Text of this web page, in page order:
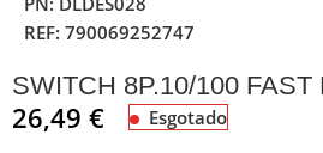
REF:790069252747
SWITCH 8P.10/100 FAST
26,49€ Esgotado